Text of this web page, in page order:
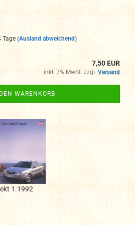
Tage (Ausland abweichend)
7,50 EUR
inkl. 7% MwSt. zzgl. Versand
WARENKORB
1.1992